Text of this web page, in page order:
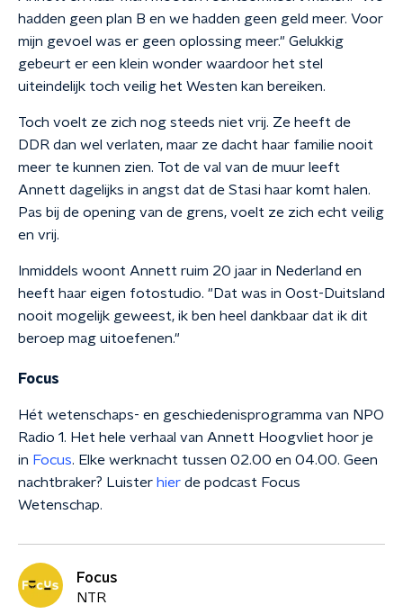
hadden geen plan B en we hadden geen geld meer. Voor
mijn gevoel was er geen oplossing meer." Gelukkig
gebeurt er een klein wonder waardoor het stel
uiteindelijk toch veilig het Westen kan bereiken.
Toch voelt ze zich nog steeds niet vrij. Ze heeft de
DDR dan wel verlaten, maar ze dacht haar familie nooit
meer te kunnen zien. Tot de val van de muur leeft
Annett dagelijks in angst dat de Stasi haar komt halen.
Pas bij de opening van de grens, voelt ze zich echt veilig
en vrij.
Inmiddels woont Annett ruim 20 jaar in Nederland en
heeft haar eigen fotostudio. "Dat was in Oost-Duitsland
nooit mogelijk geweest, ik ben heel dankbaar dat ik dit
beroep mag uitoefenen."
Focus
Hét wetenschaps- en geschiedenisprogramma van NPO
Radio 1. Het hele verhaal van Annett Hoogvliet hoor je
in Focus. Elke werknacht tussen 02.00 en 04.00. Geen
nachtbraker? Luister hier de podcast Focus
Wetenschap.
Focus
NTR